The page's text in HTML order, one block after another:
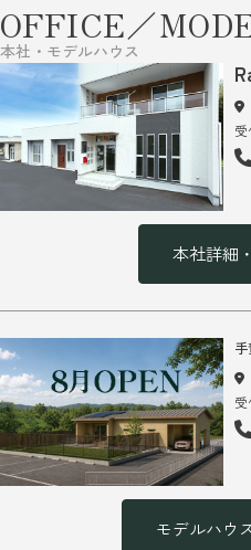
OFFICE／
本社・モデルハウス
本社詳細
モデルハウ